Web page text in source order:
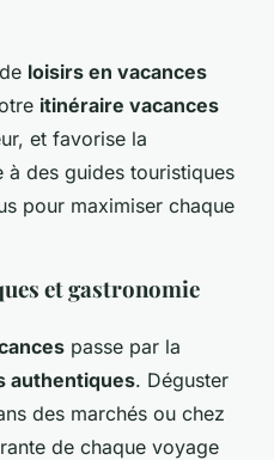
loisirs en vacances
itinéraire vacances
et favorise la
à des guides touristiques
pour maximiser chaque
et gastronomie
passe par la
authentiques. Déguster
des marchés ou chez
de chaque voyage